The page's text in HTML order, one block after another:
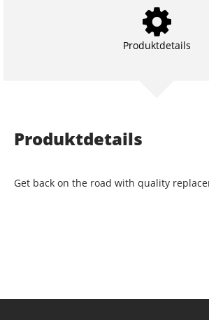
Produktdetails
Produktdetails
Get back on the road with quality